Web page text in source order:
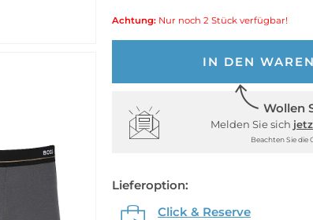
Achtung: Nur noch 2 Stück verfügbar!
IN DEN
Wollen
Melden Sie sich
Beachten Sie die
Lieferoption:
Click & Reserve